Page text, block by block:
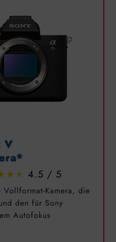
V
4.5
Vollformat-Kamera, die
den für Sony
Autofokus